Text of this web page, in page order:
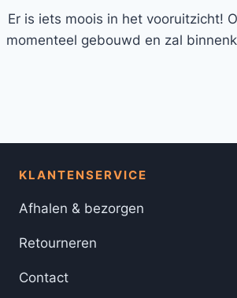
Er is iets moois in het vooruitzicht!
momenteel gebouwd en zal
KLANTENSERVICE
Afhalen & bezorgen
Retourneren
Contact